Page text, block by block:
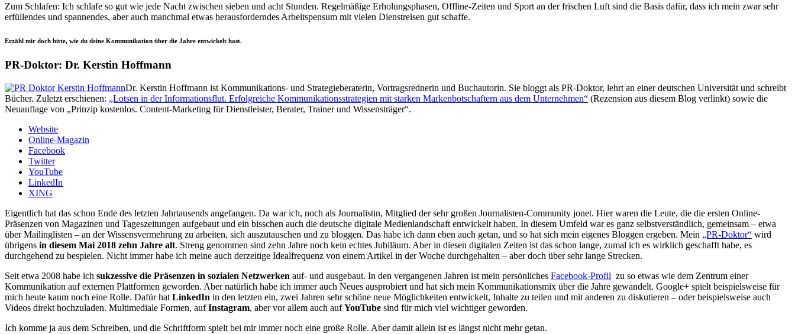
Zum Schlafen: Ich schlafe so gut wie jede Nacht zwischen sieben und acht Stunden. Regelmäßige Erholungsphasen, Offline-Zeiten und Sport an der frischen Luft sind die Basis dafür, dass ich mein zwar sehr
erfüllendes und spannendes, aber auch manchmal etwas herausforderndes Arbeitspensum mit vielen Dienstreisen gut schaffe.
Erzähl mir doch bitte, wie du deine Kommunikation über die Jahre entwickelt hast.
PR-Doktor: Dr. Kerstin Hoffmann
Dr. Kerstin Hoffmann ist Kommunikations- und Strategieberaterin, Vortragsrednerin und Buchautorin. Sie bloggt als PR-Doktor, lehrt an einer deutschen Universität und schreibt
Bücher. Zuletzt erschienen: „Lotsen in der Informationsflut. Erfolgreiche Kommunikationsstrategien mit starken Markenbotschaftern aus dem Unternehmen“ (Rezension aus diesem Blog verlinkt) sowie die
Neuauflage von „Prinzip kostenlos. Content-Marketing für Dienstleister, Berater, Trainer und Wissensträger“.
Website
Online-Magazin
Facebook
Twitter
YouTube
LinkedIn
XING
Eigentlich hat das schon Ende des letzten Jahrtausends angefangen. Da war ich, noch als Journalistin, Mitglied der sehr großen Journalisten-Community jonet. Hier waren die Leute, die die ersten Online-
Präsenzen von Magazinen und Tageszeitungen aufgebaut und ein bisschen auch die deutsche digitale Medienlandschaft entwickelt haben. In diesem Umfeld war es ganz selbstverständlich, gemeinsam – etwa
über Mailinglisten – an der Wissensvermehrung zu arbeiten, sich auszutauschen und zu bloggen. Das habe ich dann eben auch getan, und so hat sich mein eigenes Bloggen ergeben. Mein „PR-Doktor“ wird
übrigens in diesem Mai 2018 zehn Jahre alt. Streng genommen sind zehn Jahre noch kein echtes Jubiläum. Aber in diesen digitalen Zeiten ist das schon lange, zumal ich es wirklich geschafft habe, es
durchgehend zu bespielen. Nicht immer habe ich meine auch derzeitige Idealfrequenz von einem Artikel in der Woche durchgehalten – aber doch über sehr lange Strecken.
Seit etwa 2008 habe ich sukzessive die Präsenzen in sozialen Netzwerken auf- und ausgebaut. In den vergangenen Jahren ist mein persönliches Facebook-Profil zu so etwas wie dem Zentrum einer
Kommunikation auf externen Plattformen geworden. Aber natürlich habe ich immer auch Neues ausprobiert und hat sich mein Kommunikationsmix über die Jahre gewandelt. Google+ spielt beispielsweise für
mich heute kaum noch eine Rolle. Dafür hat LinkedIn in den letzten ein, zwei Jahren sehr schöne neue Möglichkeiten entwickelt, Inhalte zu teilen und mit anderen zu diskutieren – oder beispielsweise auch
Videos direkt hochzuladen. Multimediale Formen, aufInstagram, aber vor allem auch aufYouTube sind für mich viel wichtiger geworden.
Ich komme ja aus dem Schreiben, und die Schriftform spielt bei mir immer noch eine große Rolle. Aber damit allein ist es längst nicht mehr getan.